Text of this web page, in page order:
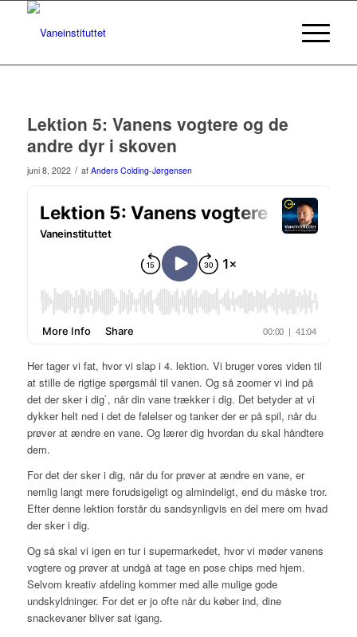
Lektion 5: Vanens vogtere og de
andre dyr i skoven
juni 8, 2022 / af Anders Colding-Jørgensen
Her tager vi fat, hvor vi slap i 4. lektion. Vi bruger vores viden til
at stille de rigtige spørgsmål til vanen. Og så zoomer vi ind på
det der sker i dig`, når din vane trækker i dig. Det betyder at vi
dykker helt ned i det de følelser og tanker der er på spil, når du
prøver at ændre en vane. Og lærer dig hvordan du skal håndtere
dem.
For det der sker i dig, når du for prøver at ændre en vane, er
nemlig langt mere forudsigeligt og almindeligt, end du måske tror.
Efter denne lektion forstår du sandsynligvis en del mere om hvad
der sker i dig.
Og så skal vi igen en tur i supermarkedet, hvor vi møder vanens
vogtere og prøver at undgå at tage en pose chips med hjem.
Selvom kreativ afdeling kommer med alle mulige gode
undskyldninger. For det er jo ofte når du køber ind, dine
snackevaner bliver sat igang.